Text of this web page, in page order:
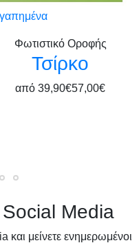
Φωτιστικό Οροφής
Τσίρκο
από 39,90€57,00€
Media
μείνετε ενημερωμένοι